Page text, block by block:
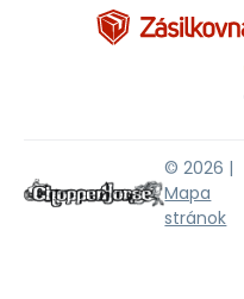
© 2026 |
Mapa
stránok